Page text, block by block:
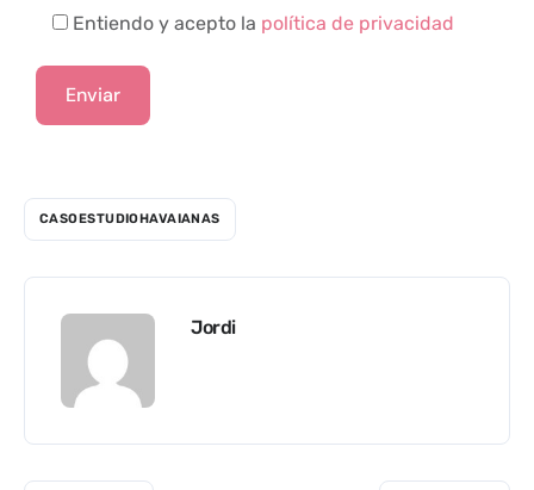
Entiendo y acepto la política de privacidad
CASOESTUDIOHAVAIANAS
Jordi